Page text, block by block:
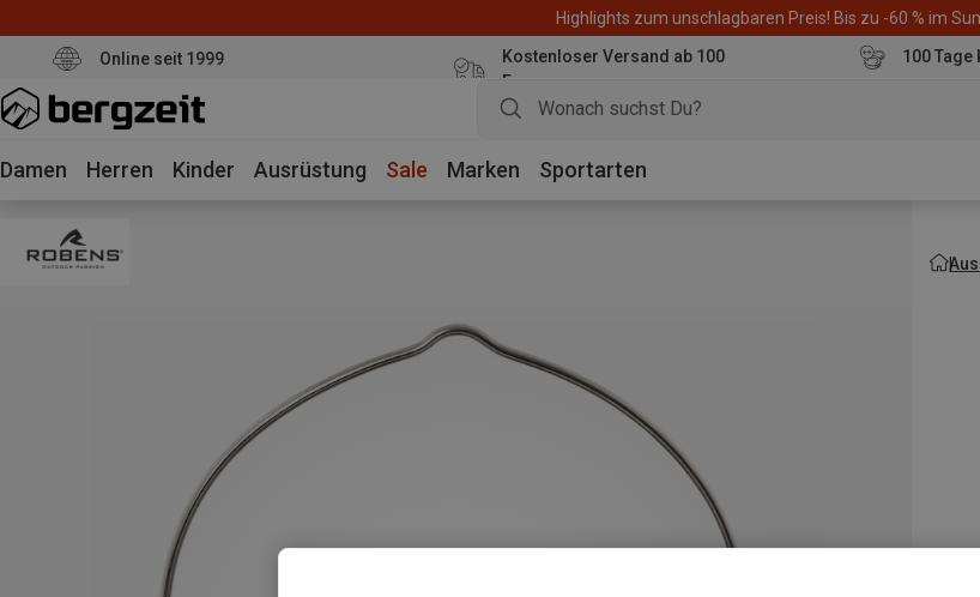
Highlights zum unschlagbaren Preis! Bis zu -60 % im
Online seit 1999
Kostenloser Versand ab 100
Euro
100
Damen Herren Kinder Ausrüstung Sale Marken Sportarten